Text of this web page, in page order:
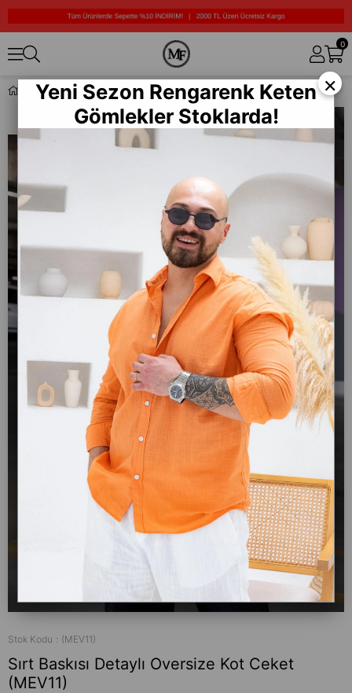
0
Sırt Baskısı Detaylı Oversize Kot Ceket (MEV11)
Stok Kodu (MEV11)
Sırt Baskısı Detaylı Oversize Kot Ceket
(MEV11)
×
Yeni Sezon Rengarenk Keten
Gömlekler Stoklarda!